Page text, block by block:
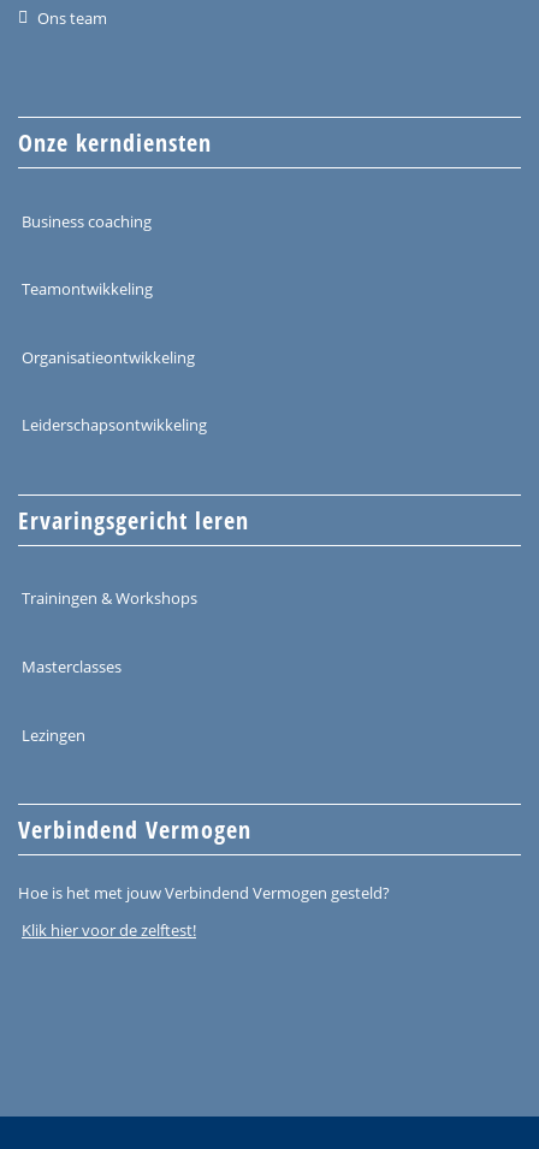
Ons team
Onze kerndiensten
Business coaching
Teamontwikkeling
Organisatieontwikkeling
Leiderschapsontwikkeling
Ervaringsgericht leren
Trainingen & Workshops
Masterclasses
Lezingen
Verbindend Vermogen
Hoe is het met jouw Verbindend Vermogen gesteld?
Klik hier voor de zelftest!